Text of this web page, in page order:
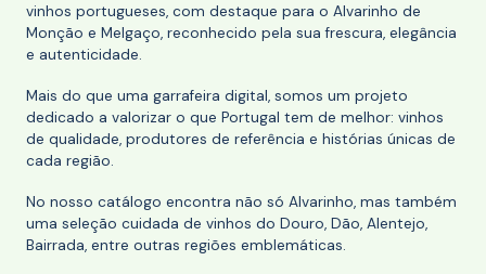
vinhos portugueses, com destaque para o Alvarinho de
Monção e Melgaço, reconhecido pela sua frescura, elegância
e autenticidade.
Mais do que uma garrafeira digital, somos um projeto
dedicado a valorizar o que Portugal tem de melhor: vinhos
de qualidade, produtores de referência e histórias únicas de
cada região.
No nosso catálogo encontra não só Alvarinho, mas também
uma seleção cuidada de vinhos do Douro, Dão, Alentejo,
Bairrada, entre outras regiões emblemáticas.